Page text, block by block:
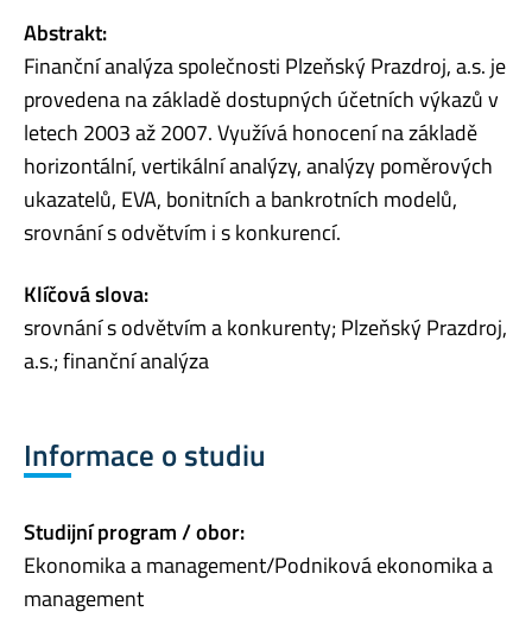
Abstrakt:
Finanční analýza společnosti Plzeňský Prazdroj, a.s. je
provedena na základě dostupných účetních výkazů v
letech 2003 až 2007. Využívá honocení na základě
horizontální, vertikální analýzy, analýzy poměrových
ukazatelů, EVA, bonitních a bankrotních modelů,
srovnání s odvětvím i s konkurencí.
Klíčová slova:
srovnání s odvětvím a konkurenty; Plzeňský Prazdroj,
a.s.; finanční analýza
Informace o studiu
Studijní program / obor:
Ekonomika a management/Podniková ekonomika a
management